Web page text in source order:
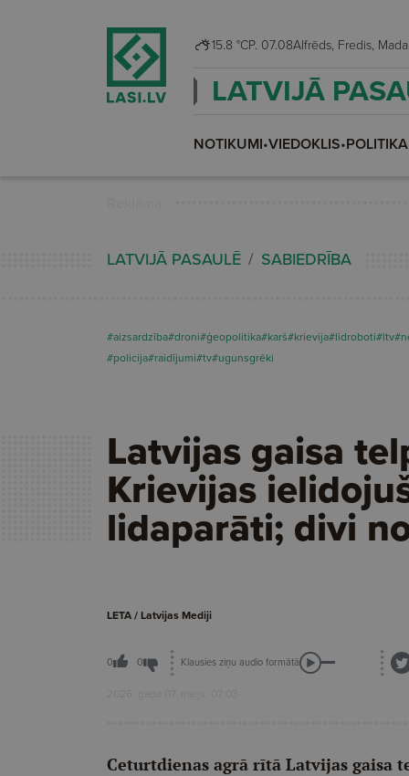
15.8 °CP. 07.08 Alfrēds, Fredis,
LATVIJĀ
NOTIKUMI•VIEDOKLIS•POLITIKA
LATVIJĀ PASAULĒ SABIEDRĪBA
#aizsardzība#droni#ģeopolitika#karš#krievija#lidroboti#ltv
#policija#raidījumi#tv#ugunsgrēki
Latvijas gaisa
Krievijas
lidaparāti; divi
LETA / Latvijas Mediji
0 0 Klausies ziņu audio formātā
2026. gada 07. maijs, 07:03
Ceturtdienas agrā rītā Latvijas